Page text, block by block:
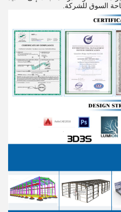
السوق للشركة.